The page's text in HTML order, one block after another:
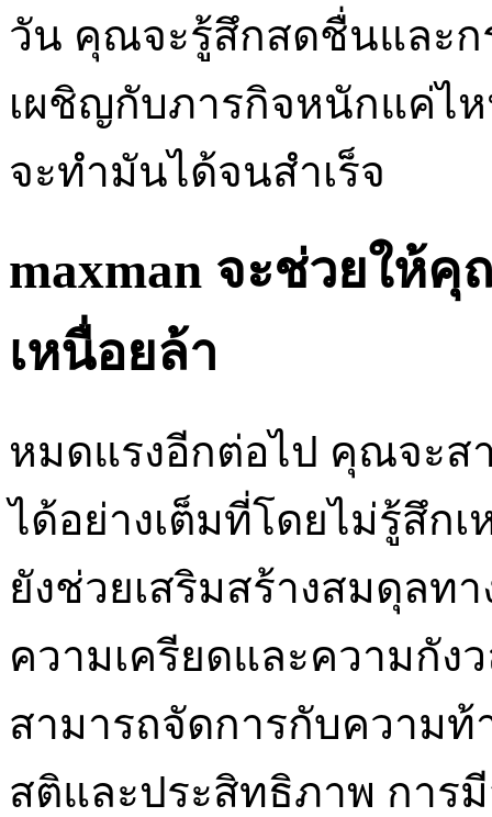
วัน คุณจะรู้สึกสดชื่นและก
เผชิญกับภารกิจหนักแค่ไ
จะทำมันได้จนสำเร็จ
maxman จะช่วยให้คุ
เหนื่อยล้า
หมดแรงอีกต่อไป คุณจะส
ได้อย่างเต็มที่โดยไม่รู้สึก
ยังช่วยเสริมสร้างสมดุลท
ความเครียดและความกั
สามารถจัดการกับความท้
สติและประสิทธิภาพ การ